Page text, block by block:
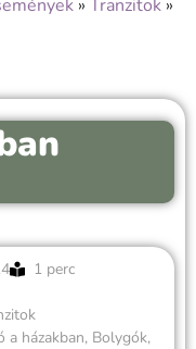
» Tranzitok »
1 perc
a házakban, Bolygók,